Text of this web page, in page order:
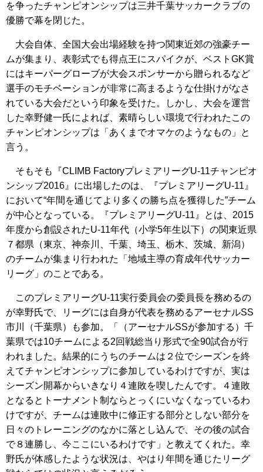
を争ったチャンピオンシップは三井千葉サッカークラブの
優勝で幕を閉じた。
大会自体、全国大会出場経験を持つ関東近郊の強豪チー
ムが集まり、表彰式でも得点王にスパイクが、ベストGK賞
にはキーパーグローブが大会スポンサーから贈られるなど
選手のモチベーションが非常に高まるような仕掛けがなさ
れている大会だという印象を受けた。しかし、大会を運営
した幸野健一氏によれば、素晴らしい環境で行われたこの
チャンピオンシップは「あくまでオマケのようなもの」と
言う。
そもそも『CLIMB FactoryプレミアリーグU-11チャンピオ
ンシップ2016』に出場したのは、『プレミアリーグU-11』
において“年間を通じてより多くの勝ち点を獲得した”チーム
が中心となっている。『プレミアリーグU-11』とは、2015
年度から創設されたU-11年代（小学5年生以下）の関東近県
７都県（東京、神奈川、千葉、埼玉、栃木、茨城、新潟）
のチームが集まり行われた「地域主導の育成年代サッカー
リーグ」のことである。
このプレミアリーグU-11実行委員会の委員長を務めるの
が幸野氏で、リーグには自身が代表を務めるアーセナルSS
市川（千葉県）も参加。「（アーセナルSSが参加する）千
葉県では10チームによる2回戦総当り形式で全90試合が行
われました。結果的にうちのチームは２位でシーズンを終
えてチャンピオンシップに参加しているわけですが、実は
シーズン開幕からいきなり４連敗を喫したんです。４連敗
となるとトーナメント制ならとっくにいなくなっているわ
けですが、チームは連敗中に修正する部分としない部分を
日々のトレーニングのなかに落とし込んで、その後の試合
で８連勝し、今ここにいるわけです」と教えてくれた。幸
野氏が体感したような状況は、やはり年間を通じたリーグ